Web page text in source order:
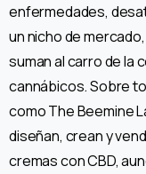
enfermedades,
un nicho de
suman al carro de la
cannábicos. Sobre
como The Beemine
diseñan, crean y
cremas con CBD,